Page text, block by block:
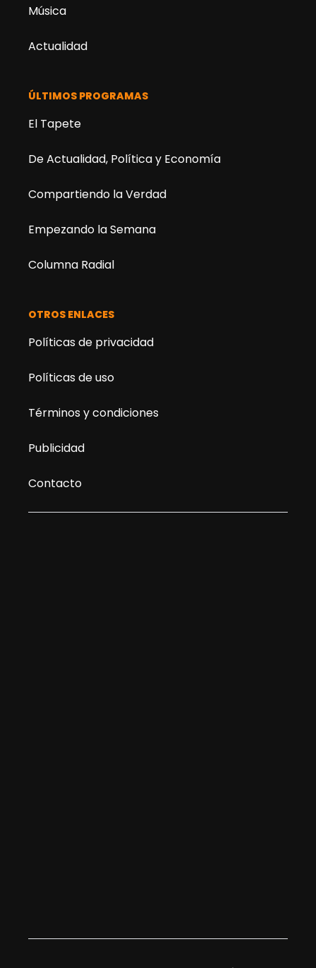
Música
Actualidad
ÚLTIMOS PROGRAMAS
El Tapete
De Actualidad, Política y Economía
Compartiendo la Verdad
Empezando la Semana
Columna Radial
OTROS ENLACES
Políticas de privacidad
Políticas de uso
Términos y condiciones
Publicidad
Contacto